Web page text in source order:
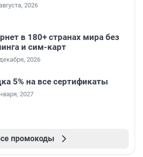
2026
в 180+ странах мира без
и сим-карт
2026
5% на все сертификаты
2027
промокоды